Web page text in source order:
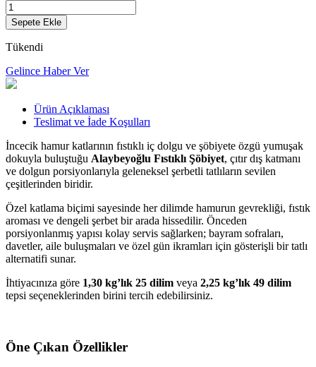
Sepete Ekle
Tükendi
Gelince Haber Ver
Ürün Açıklaması
Teslimat ve İade Koşulları
İncecik hamur katlarının fıstıklı iç dolgu ve şöbiyete özgü yumuşak
dokuyla buluştuğu Alaybeyoğlu Fıstıklı Şöbiyet, çıtır dış katmanı
ve dolgun porsiyonlarıyla geleneksel şerbetli tatlıların sevilen
çeşitlerinden biridir.
Özel katlama biçimi sayesinde her dilimde hamurun gevrekliği, fıstık
aroması ve dengeli şerbet bir arada hissedilir. Önceden
porsiyonlanmış yapısı kolay servis sağlarken; bayram sofraları,
davetler, aile buluşmaları ve özel gün ikramları için gösterişli bir tatlı
alternatifi sunar.
İhtiyacınıza göre 1,30 kg’lık 25 dilim veya 2,25 kg’lık 49 dilim
tepsi seçeneklerinden birini tercih edebilirsiniz.
Öne Çıkan Özellikler